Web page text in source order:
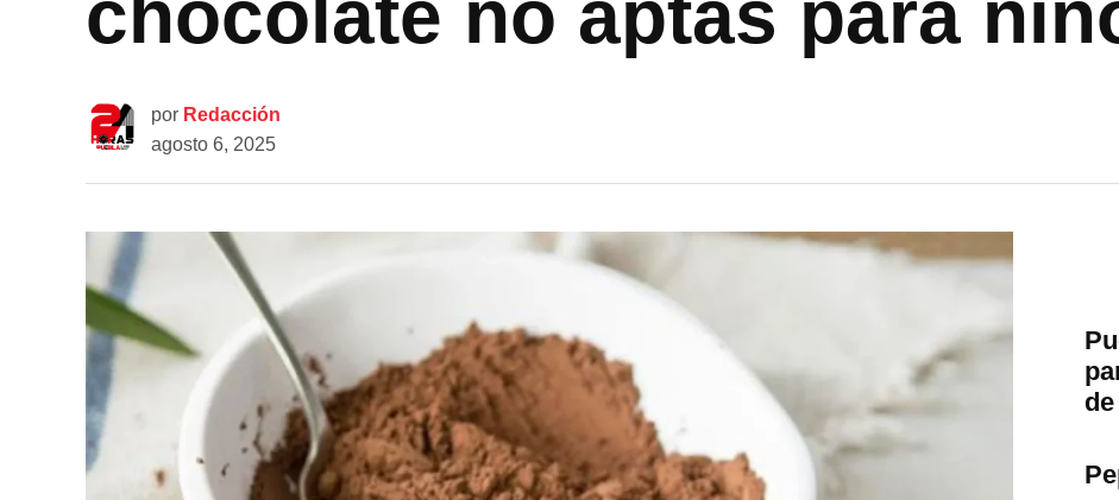
por Redacción
agosto 6, 2025